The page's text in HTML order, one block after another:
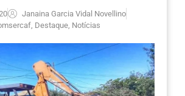
Janaina Garcia Vidal Novellino
Destaque Notícias